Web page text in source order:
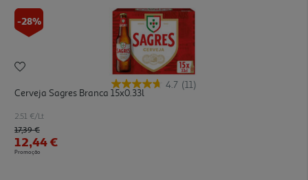
-28%
4.7 (11)
Cerveja Sagres Branca 15x0.33l
2.51 €/Lt
Price reduced from
17,39 €to
12,44 €
Promoção